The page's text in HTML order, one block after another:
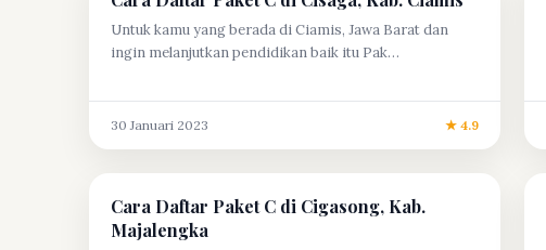
Untuk kamu yang berada di Ciamis, Jawa Barat dan
ingin melanjutkan pendidikan baik itu Pak…
30 Januari 2023 ★ 4.9
Cara Daftar Paket C di Cigasong, Kab.
Majalengka